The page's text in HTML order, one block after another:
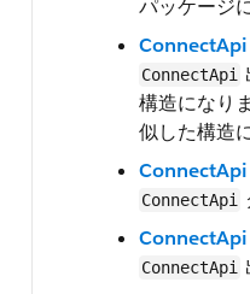
パッケージ
ConnectApi
ConnectApi
構造になり
似した構造
ConnectApi
ConnectApi
ConnectApi
ConnectApi